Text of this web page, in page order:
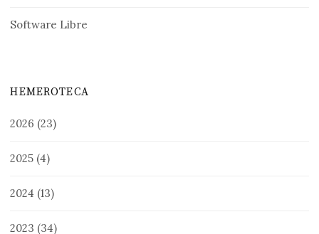
Software Libre
HEMEROTECA
2026 (23)
2025 (4)
2024 (13)
2023 (34)